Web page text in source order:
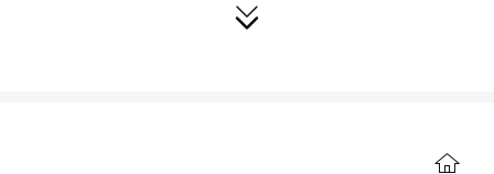
9日晚的广东奥林匹克体育中心华灯
